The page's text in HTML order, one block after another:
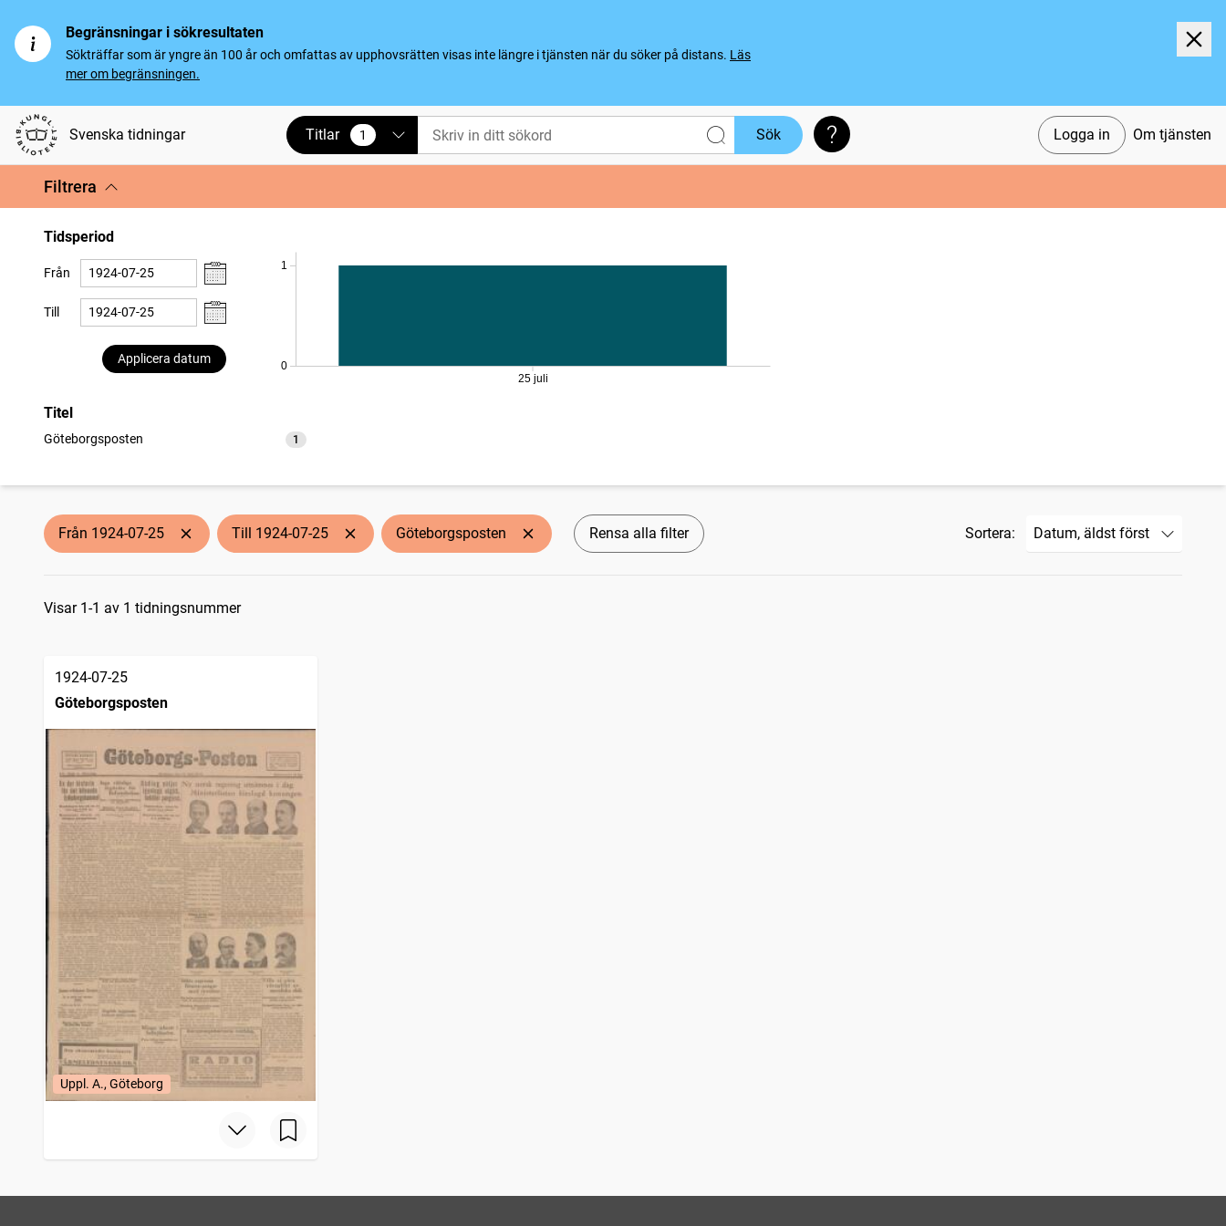
Begränsningar i sökresultaten
Sökträffar som är yngre än 100 år och omfattas av upphovsrätten visas inte längre i tjänsten när du söker på distans. Läs
mer om begränsningen.
Svenska tidningar Logga in Om tjänsten
Titlar 1
vald Sök Söktips
Filtrera
Tidsperiod
Från
Till
Applicera datum
0
1
25 juli
Titel
Göteborgsposten 1
träffar
Från 1924-07-25 Till 1924-07-25 Göteborgsposten Rensa alla filter Sortera:
Sökresultat
Visar 1-1 av 1 tidningsnummer
1924-07-25
Göteborgsposten
Uppl. A., Göteborg